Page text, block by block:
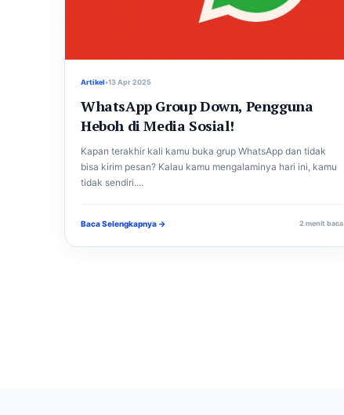
Artikel•13 Apr 2025
WhatsApp Group Down, Pengguna
Heboh di Media Sosial!
Kapan terakhir kali kamu buka grup WhatsApp dan tidak
bisa kirim pesan? Kalau kamu mengalaminya hari ini, kamu
tidak sendiri....
Baca Selengkapnya → 2 menit baca